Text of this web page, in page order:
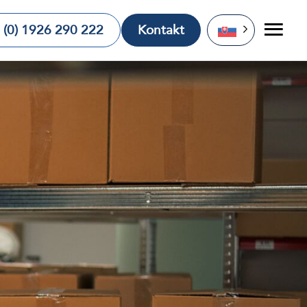
1926 290 222 Kontakt